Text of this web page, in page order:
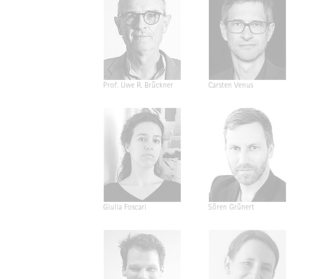
Prof. Uwe R. Brückner Carsten Venus
Giulia Foscari Sören Grünert